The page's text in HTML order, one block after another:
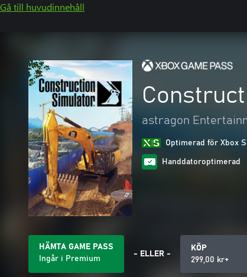
Gå till huvudinnehåll
astragon
Optimerad för Xbox
Handdatoroptimerad
HÄMTA GAME PASS
Ingår i Premium
- ELLER -
KÖP
299,00 kr+